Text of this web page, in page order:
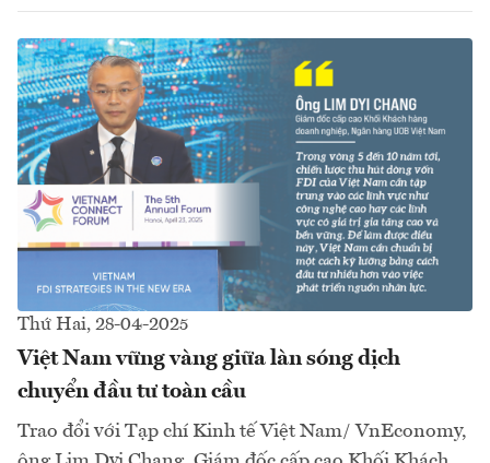
Thứ Hai, 28-04-2025
Việt Nam vững vàng giữa làn sóng dịch
chuyển đầu tư toàn cầu
Trao đổi với Tạp chí Kinh tế Việt Nam/ VnEconomy,